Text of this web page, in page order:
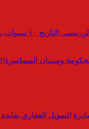
سنوات بدون انقطاعات
وسندان السماسرة!!
العقاري بفايدة ٣٪